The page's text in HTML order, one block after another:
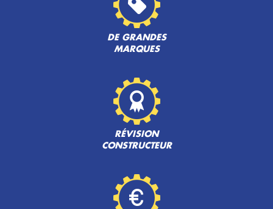
DE GRANDES
MARQUES
RÉVISION
CONSTRUCTEUR